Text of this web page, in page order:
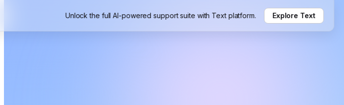
Unlock the full AI-powered support suite with Text platform. Explore Text